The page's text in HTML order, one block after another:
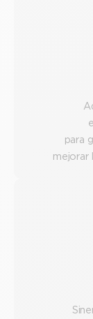
para
mejorar